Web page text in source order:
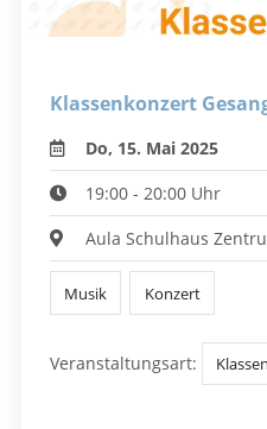
Klassenkonzert
Do, 15. Mai 2025
19:00 - 20:00 Uhr
Aula Schulhaus
Musik Konzert
Veranstaltungsart: